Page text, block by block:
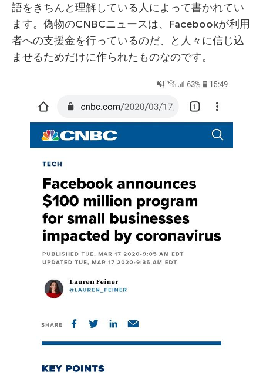
語をきちんと理解している人によって書かれてい
ます。偽物のCNBCニュースは、Facebookが利用
者への支援金を行っているのだ、と人々に信じ込
ませるためだけに作られたものなのです。